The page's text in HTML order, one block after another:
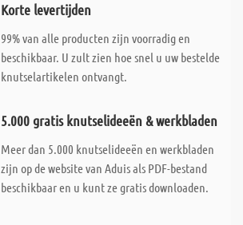
Korte levertijden
99% van alle producten zijn voorradig en
beschikbaar. U zult zien hoe snel u uw bestelde
knutselartikelen ontvangt.
5.000 gratis knutselideeën & werkbladen
Meer dan 5.000 knutselideeën en werkbladen
zijn op de website van Aduis als PDF-bestand
beschikbaar en u kunt ze gratis downloaden.